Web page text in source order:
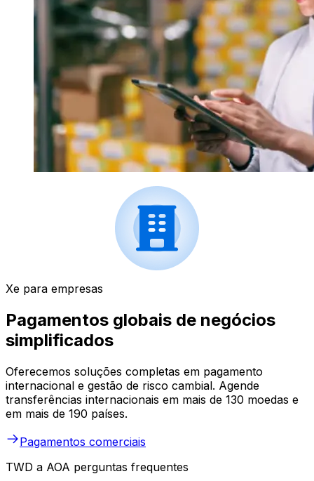
Xe para empresas
Pagamentos globais de negócios
simplificados
Oferecemos soluções completas em pagamento
internacional e gestão de risco cambial. Agende
transferências internacionais em mais de 130 moedas e
em mais de 190 países.
Pagamentos comerciais
TWD a AOA perguntas frequentes